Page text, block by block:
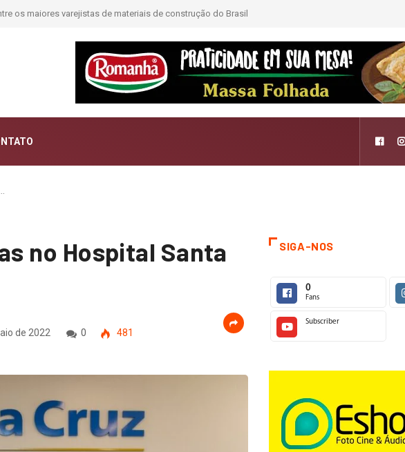
Forward aposta na curadoria como novo luxo
no Hospital Santa
de 2022 0 481
SIGA-NOS
0
Fans
Subscriber